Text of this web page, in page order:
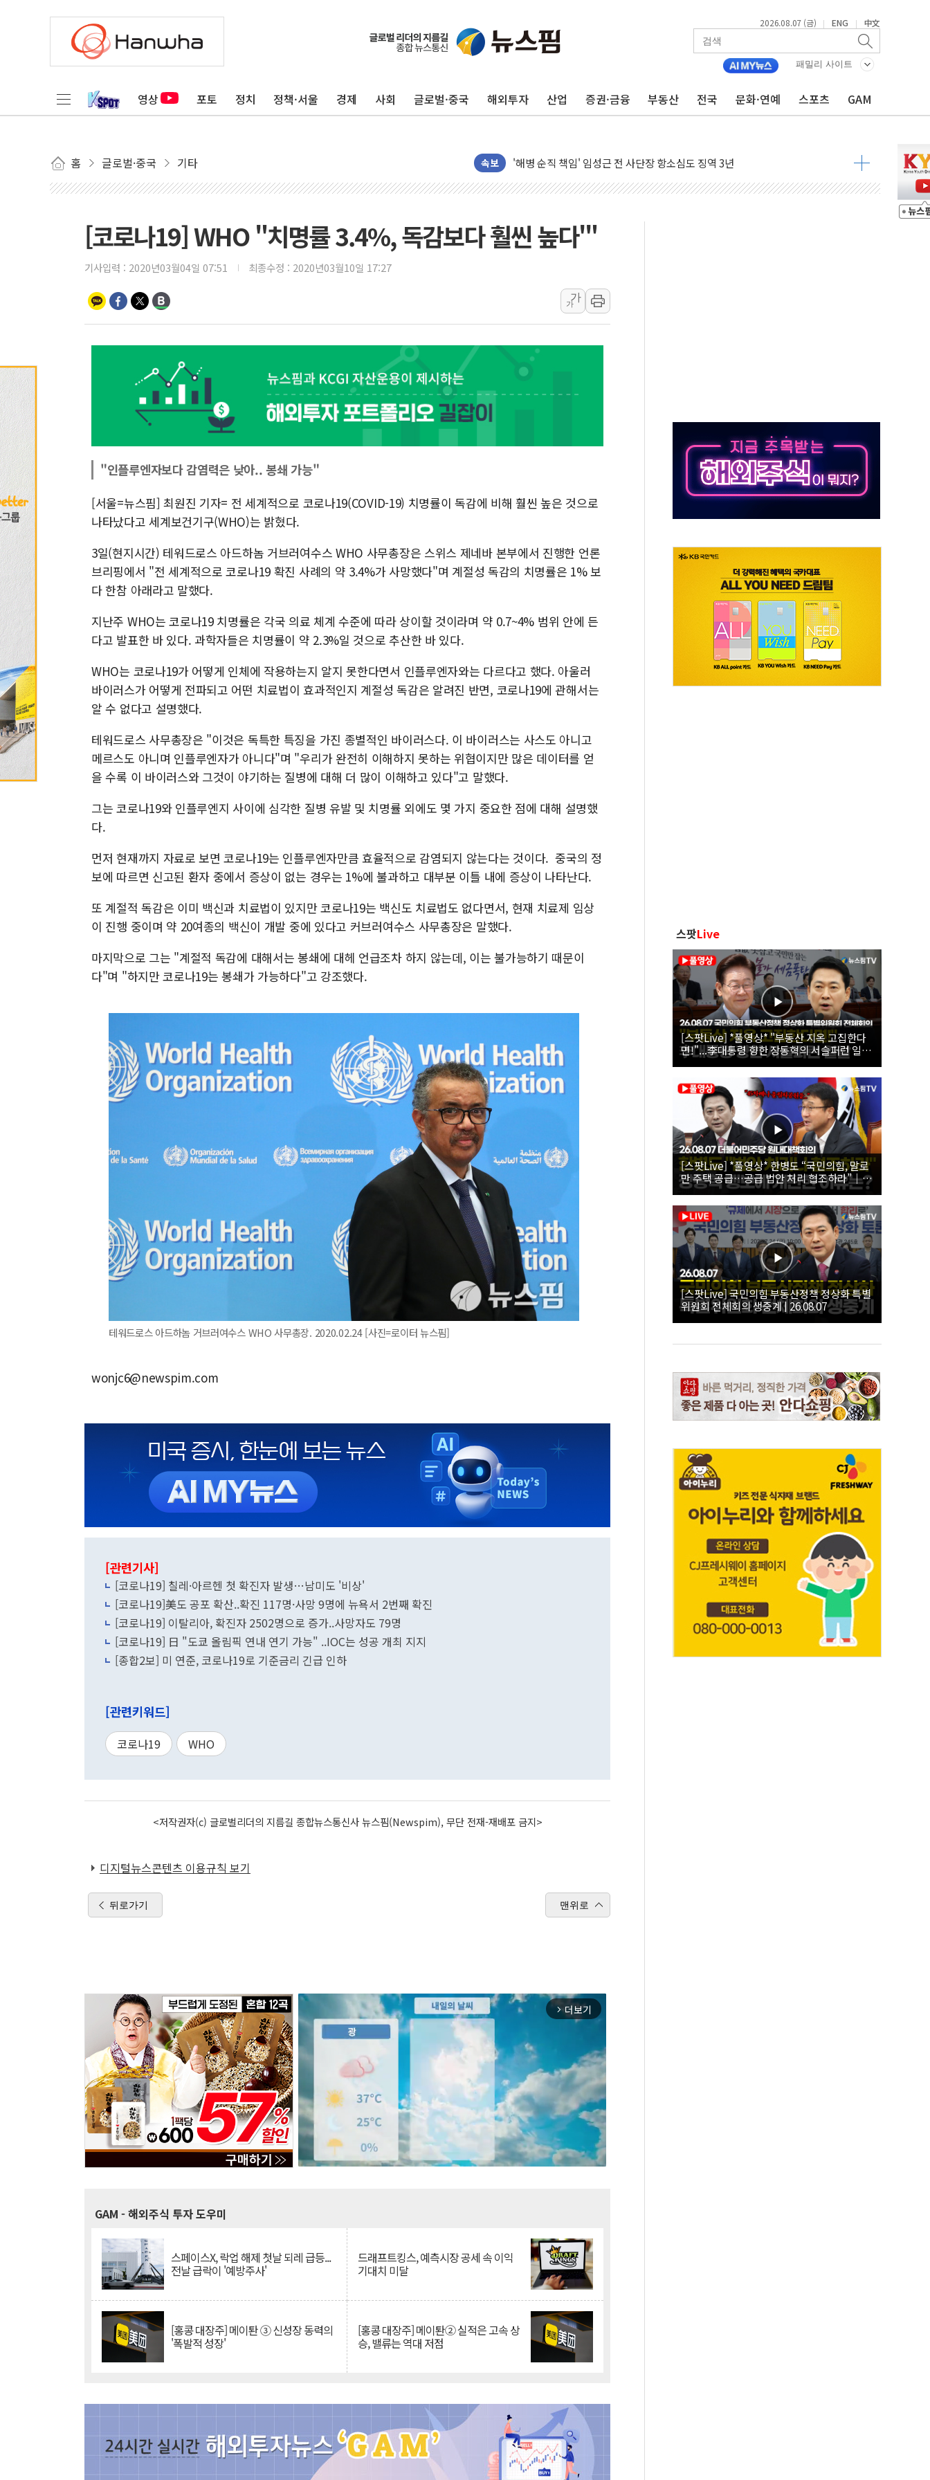
2026.08.07 (금) | ENG | 中文
패밀리 사이트
영상 포토 정치 정책·서울 경제 사회 글로벌·중국 해외투자 산업 증권·금융 부동산 전국 문화·연예 스포츠 GAM
홈 글로벌·중국 기타 속보
전남광주 화정역 인근 도로 4중 추돌…1명 심정지·5명 부상
헥토이노베이션, 상반기 매출 첫 2000억원 돌파
우리은행, 고창해상풍력에 4000억 금융 지원
민병덕 "오늘 67개 점포 영업 재개...장바구니에 홈플러스 담아달라" 호소
하나금융이 쏘아 올린 CIFO, 금융지주 포용금융 조직개편 신호탄
코스피·코스닥 오전 동반 하락…내린 종목이 두 배 넘어
'입추'인데 연일 찜통더위…김성환 기후부 장관 "예측범위 벗어나도 즉시대응"
유니슨 "국내생산세액공제·인증제도 개선 수혜 기대"
창호 교체하다 난간 무너져…대전서 50대 일용직 추락 사망
장동혁 "규제와 대출 풀고 재개발·재건축 촉진하는 것이 부동산 정상화"
[속보] 종합특검, '尹 관저 이전 감사 무마' 유병호 감사위원 구속 기소
AI에 승부 건 네이버…내년 AI 팩토리 매출 본격화
日, 4~6월 105조원 환시 개입...4월 말 '56조원' 사상 최대
오렌지플래닛 창업재단, 스타트업 지원 프로그램 성료
경찰, '300억대 사기 혐의' 차가원 대표 구속 송치
[코로나19] WHO "치명률 3.4%, 독감보다 훨씬 높다'"
기사입력 : 2020년03월04일 07:51 최종수정 : 2020년03월10일 17:27
가
가
"인플루엔자보다 감염력은 낮아.. 봉쇄 가능"
[서울=뉴스핌] 최원진 기자= 전 세계적으로 코로나19(COVID-19) 치명률이 독감에 비해 훨씬 높은 것으로
나타났다고 세계보건기구(WHO)는 밝혔다.
3일(현지시간) 테워드로스 아드하놈 거브러여수스 WHO 사무총장은 스위스 제네바 본부에서 진행한 언론
브리핑에서 "전 세계적으로 코로나19 확진 사례의 약 3.4%가 사망했다"며 계절성 독감의 치명률은 1% 보
다 한참 아래라고 말했다.
지난주 WHO는 코로나19 치명률은 각국 의료 체계 수준에 따라 상이할 것이라며 약 0.7~4% 범위 안에 든
다고 발표한 바 있다. 과학자들은 치명률이 약 2.3%일 것으로 추산한 바 있다.
WHO는 코로나19가 어떻게 인체에 작용하는지 알지 못한다면서 인플루엔자와는 다르다고 했다. 아울러
바이러스가 어떻게 전파되고 어떤 치료법이 효과적인지 계절성 독감은 알려진 반면, 코로나19에 관해서는
알 수 없다고 설명했다.
테워드로스 사무총장은 "이것은 독특한 특징을 가진 종별적인 바이러스다. 이 바이러스는 사스도 아니고
메르스도 아니며 인플루엔자가 아니다"며 "우리가 완전히 이해하지 못하는 위협이지만 많은 데이터를 얻
을 수록 이 바이러스와 그것이 야기하는 질병에 대해 더 많이 이해하고 있다"고 말했다.
그는 코로나19와 인플루엔지 사이에 심각한 질병 유발 및 치명률 외에도 몇 가지 중요한 점에 대해 설명했
다.
먼저 현재까지 자료로 보면 코로나19는 인플루엔자만큼 효율적으로 감염되지 않는다는 것이다. 중국의 정
보에 따르면 신고된 환자 중에서 증상이 없는 경우는 1%에 불과하고 대부분 이틀 내에 증상이 나타난다.
또 계절적 독감은 이미 백신과 치료법이 있지만 코로나19는 백신도 치료법도 없다면서, 현재 치료제 임상
이 진행 중이며 약 20여종의 백신이 개발 중에 있다고 커브러여수스 사무총장은 말했다.
마지막으로 그는 "계절적 독감에 대해서는 봉쇄에 대헤 언급조차 하지 않는데, 이는 불가능하기 때문이
다"며 "하지만 코로나19는 봉쇄가 가능하다"고 강조했다.
테워드로스 아드하놈 거브러여수스 WHO 사무총장. 2020.02.24 [사진=로이터 뉴스핌]
wonjc6@newspim.com
[관련기사]
[코로나19] 칠레·아르헨 첫 확진자 발생…남미도 '비상'
[코로나19]美도 공포 확산..확진 117명·사망 9명에 뉴욕서 2번째 확진
[코로나19] 이탈리아, 확진자 2502명으로 증가..사망자도 79명
[코로나19] 日 "도쿄 올림픽 연내 연기 가능" ..IOC는 성공 개최 지지
[종합2보] 미 연준, 코로나19로 기준금리 긴급 인하
[관련키워드]
코로나19 WHO
<저작권자(c) 글로벌리더의 지름길 종합뉴스통신사 뉴스핌(Newspim), 무단 전재-재배포 금지>
디지털뉴스콘텐츠 이용규칙 보기
뒤로가기 맨위로
arrow_forward_ios 더보기
GAM - 해외주식 투자 도우미
스페이스X, 락업 해제 첫날 되레 급등...
전날 급락이 '예방주사'
드래프트킹스, 예측시장 공세 속 이익
기대치 미달
[홍콩 대장주] 메이퇀 ③ 신성장 동력의
'폭발적 성장'
[홍콩 대장주] 메이퇀② 실적은 고속 상
승, 밸류는 역대 저점
스팟Live
[스팟Live] *풀영상* "부동산 지옥 고집한다
면!"...李대통령 향한 장동혁의 서슬퍼런 일갈
| 26.08.07 국민의힘 부동산정책 정상화 특별
위원회 전체회의
[스팟Live] *풀영상* 한병도 “국민의힘, 말로
만 주택 공급…공급 법안 처리 협조하라”｜
26.08.07 더불어민주당 원내대책회의
[스팟Live] 국민의힘 부동산정책 정상화 특별
위원회 전체회의 생중계 | 26.08.07